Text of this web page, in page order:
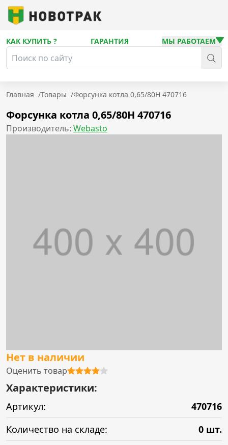
КАК КУПИТЬ ? ГАРАНТИЯ МЫ РАБОТАЕМ
Главная /Товары /Форсунка котла 0,65/80Н 470716
Форсунка котла 0,65/80Н 470716
Производитель: Webasto
Нет в наличии
Оценить товар
Характеристики:
Артикул:
470716
Количество на складе:
0 шт.